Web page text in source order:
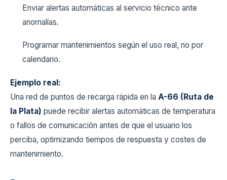
Enviar alertas automáticas al servicio técnico ante
anomalías.
Programar mantenimientos según el uso real, no por
calendario.
Ejemplo real:
Una red de puntos de recarga rápida en la A-66 (Ruta de
la Plata) puede recibir alertas automáticas de temperatura
o fallos de comunicación antes de que el usuario los
perciba, optimizando tiempos de respuesta y costes de
mantenimiento.